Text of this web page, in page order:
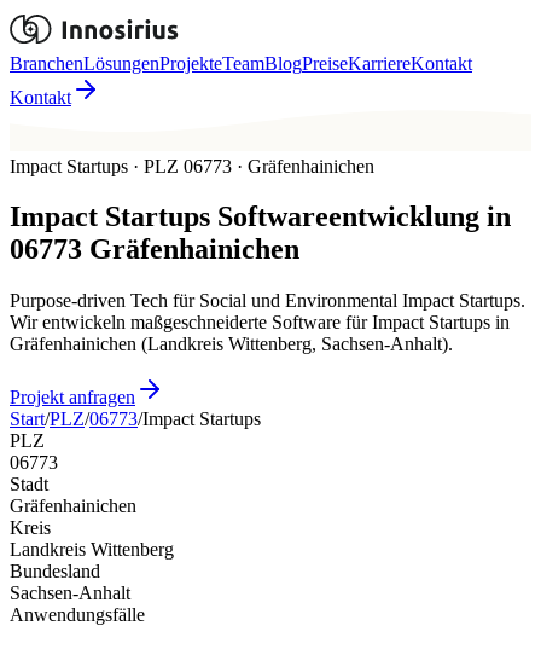
BranchenLösungenProjekteTeamBlogPreiseKarriereKontakt
Kontakt
Impact Startups · PLZ 06773 · Gräfenhainichen
Impact Startups Softwareentwicklung in
06773 Gräfenhainichen
Purpose-driven Tech für Social und Environmental Impact Startups.
Wir entwickeln maßgeschneiderte Software für Impact Startups in
Gräfenhainichen (Landkreis Wittenberg, Sachsen-Anhalt).
Projekt anfragen
Start/PLZ/06773/Impact Startups
PLZ
06773
Stadt
Gräfenhainichen
Kreis
Landkreis Wittenberg
Bundesland
Sachsen-Anhalt
Anwendungsfälle